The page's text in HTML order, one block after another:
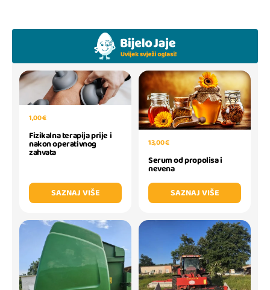
1,00 €
Fizikalna terapija prije i
nakon operativnog
zahvata
SAZNAJ VIŠE
13,00 €
Serum od propolisa i
nevena
SAZNAJ VIŠE